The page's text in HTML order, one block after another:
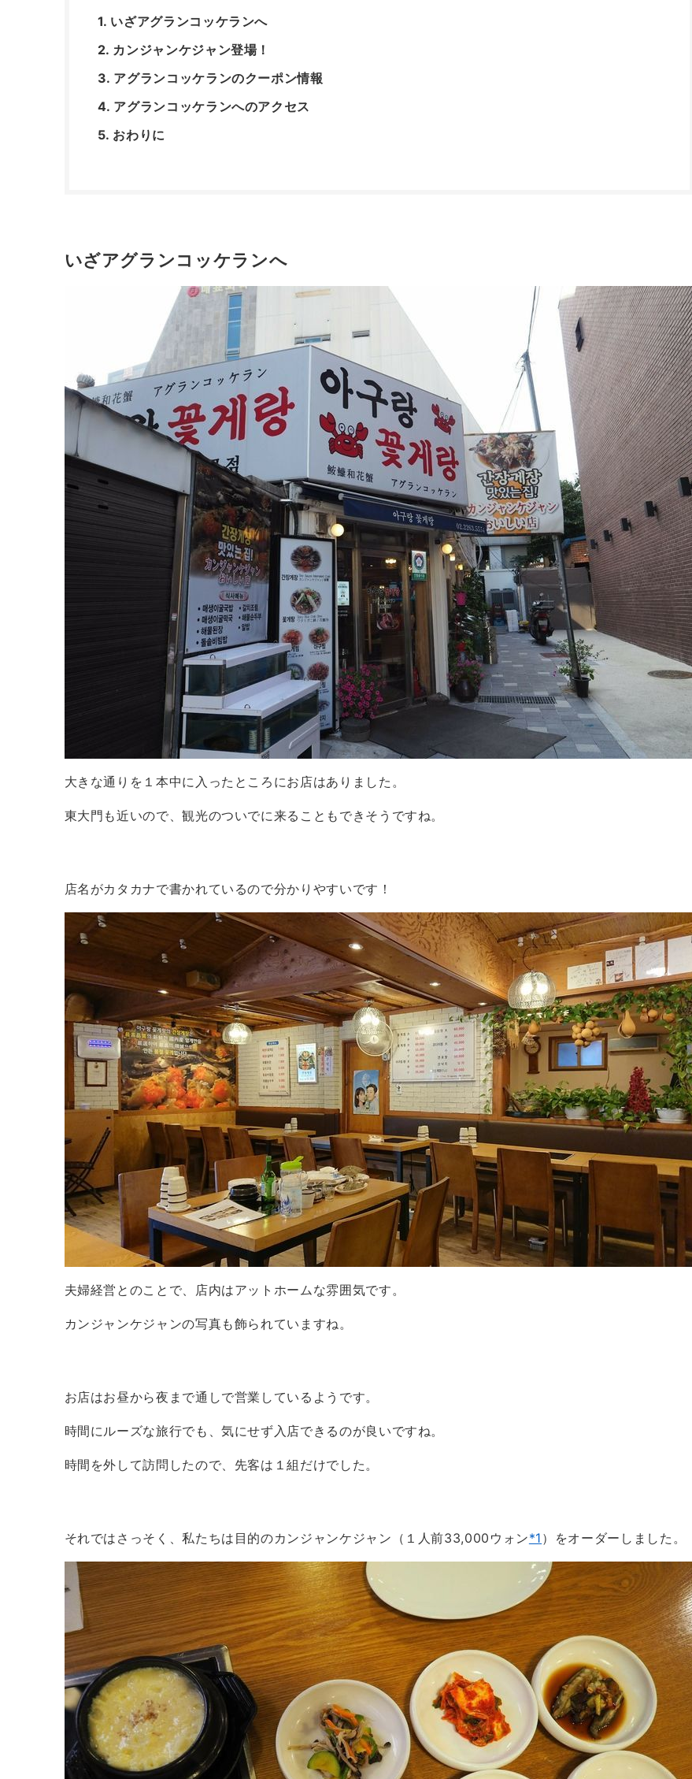
いざアグランコッケランへ
カンジャンケジャン登場！
アグランコッケランのクーポン情報
アグランコッケランへのアクセス
おわりに
いざアグランコッケランへ
大きな通りを１本中に入ったところにお店はありました。
東大門も近いので、観光のついでに来ることもできそうですね。
店名がカタカナで書かれているので分かりやすいです！
夫婦経営とのことで、店内はアットホームな雰囲気です。
カンジャンケジャンの写真も飾られていますね。
お店はお昼から夜まで通しで営業しているようです。
時間にルーズな旅行でも、気にせず入店できるのが良いですね。
時間を外して訪問したので、先客は１組だけでした。
それではさっそく、私たちは目的のカンジャンケジャン（１人前33,000ウォン*1 ）をオーダーしました。